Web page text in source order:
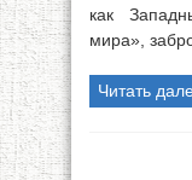
как
мира»,
Читать